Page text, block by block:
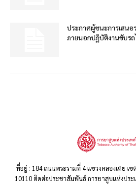
ประกาศผู้ชนะการเสนอ
ภายนอกปฏิบัติงานขับรถ
ที่อยู่ : 184 ถนนพระรามที่ 4 แขวงคลองเตย เ
10110 ติดต่อประชาสัมพันธ์ การยาสูบแห่งประ